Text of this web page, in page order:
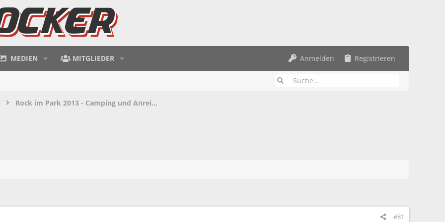
MEDIEN MITGLIEDER Anmelden Registrieren
Rock im Park 2013 - Camping und Anreise
#81